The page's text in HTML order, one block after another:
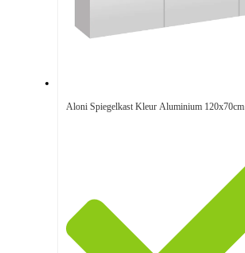
Aloni Spiegelkast Kleur Aluminium 120x70cm